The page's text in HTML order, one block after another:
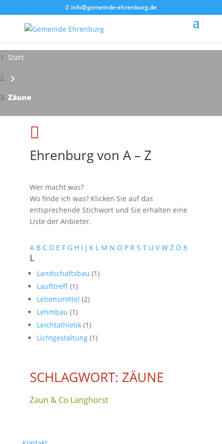
info@gemeinde-ehrenburg.de
Start
›
Zäune
Impressionen - Mareike Kranz

Ehrenburg von A – Z
Wer macht was?
Wo finde ich was? Klicken Sie auf das
entsprechende Stichwort und Sie erhalten eine
Liste der Anbieter.
A B C D E F G H I J K L M N O P R S T U V W Z Ö 8
L
Landschaftsbau (1)
Laufttreff (1)
Lebensmittel (2)
Lehmbau (1)
Leichtathletik (1)
Lichtgestaltung (1)
SCHLAGWORT: ZÄUNE
Zaun & Co Langhorst